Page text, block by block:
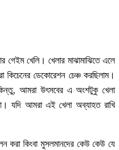
খেলি। খেলার মাঝামাঝিতে এলে
ডেকোরেশন চেঞ্চ করছিলাম।
আমরা উৎসবের এ অংশটুকু খেলা
যদি আমরা এই খেলা অব্যাহত রাখি
করা কিংবা মুসলমানদের কেউ কেউ যে